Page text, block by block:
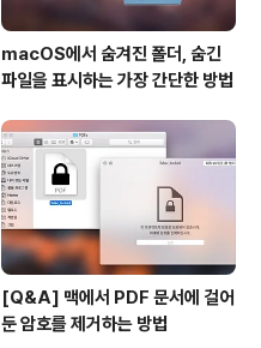
macOS에서 숨겨진 폴더, 숨긴
파일을 표시하는 가장 간단한 방법
[Q&A] 맥에서 PDF 문서에 걸어
둔 암호를 제거하는 방법